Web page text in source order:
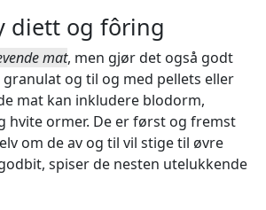
diett og fôring
mat, men gjør det også godt
og til og med pellets eller
mat kan inkludere blodorm,
hvite ormer. De er først og fremst
om de av og til vil stige til øvre
spiser de nesten utelukkende